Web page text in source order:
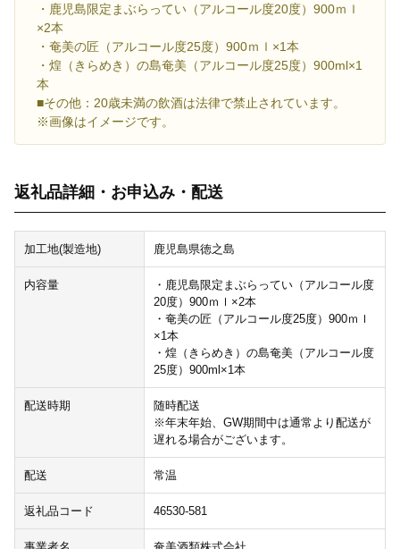
・鹿児島限定まぶらってい（アルコール度20度）900ｍｌ
×2本
・奄美の匠（アルコール度25度）900ｍｌ×1本
・煌（きらめき）の島奄美（アルコール度25度）900ml×1
本
■その他：20歳未満の飲酒は法律で禁止されています。
※画像はイメージです。
返礼品詳細・お申込み・配送
加工地(製造地) 鹿児島県徳之島
内容量
・鹿児島限定まぶらってい（アルコール度
20度）900ｍｌ×2本
・奄美の匠（アルコール度25度）900ｍｌ
×1本
・煌（きらめき）の島奄美（アルコール度
25度）900ml×1本
配送時期
随時配送
※年末年始、GW期間中は通常より配送が
遅れる場合がございます。
配送 常温
返礼品コード 46530-581